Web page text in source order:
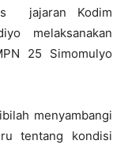
jajaran Kodim
melaksanakan
25 Simomulyo
menyambangi
tentang kondisi